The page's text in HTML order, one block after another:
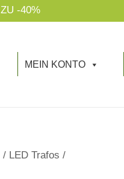
MEIN KONTO
/ LED Trafos /